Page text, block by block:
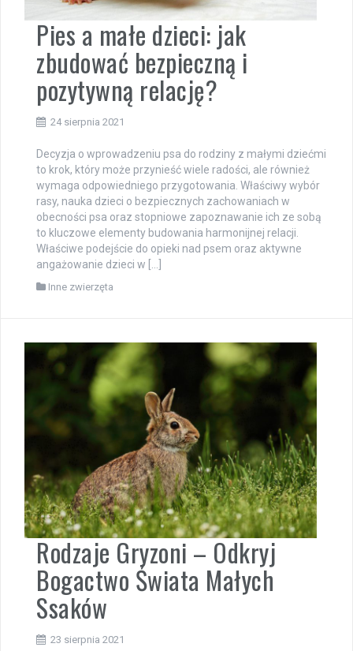
Pies a małe dzieci: jak
zbudować bezpieczną i
pozytywną relację?
24 sierpnia 2021
Decyzja o wprowadzeniu psa do rodziny z małymi dziećmi
to krok, który może przynieść wiele radości, ale również
wymaga odpowiedniego przygotowania. Właściwy wybór
rasy, nauka dzieci o bezpiecznych zachowaniach w
obecności psa oraz stopniowe zapoznawanie ich ze sobą
to kluczowe elementy budowania harmonijnej relacji.
Właściwe podejście do opieki nad psem oraz aktywne
angażowanie dzieci w […]
Inne zwierzęta
Rodzaje Gryzoni – Odkryj
Bogactwo Świata Małych
Ssaków
23 sierpnia 2021